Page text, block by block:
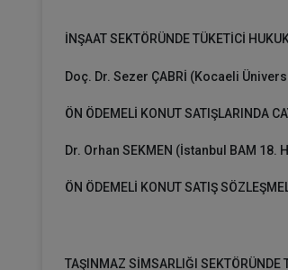
İNŞAAT SEKTÖRÜNDE TÜKETİCİ
Doç. Dr. Sezer ÇABRİ (Kocaeli
ÖN ÖDEMELİ KONUT SATIŞLARINDA
Dr. Orhan SEKMEN (İstanbul BAM 18.
ÖN ÖDEMELİ KONUT SATIŞ
TAŞINMAZ SİMSARLIĞI SEKTÖRÜNDE